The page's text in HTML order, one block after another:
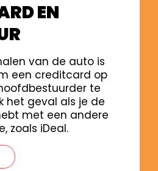
EN
van de auto is
een creditcard op
te
het geval als je de
met een andere
zoals iDeal.